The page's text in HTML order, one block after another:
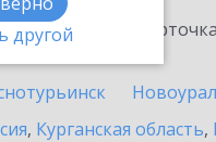
другой
, Курганская область,